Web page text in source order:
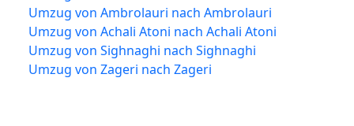
Umzug von Ambrolauri nach Ambrolauri
Umzug von Achali Atoni nach Achali Atoni
Umzug von Sighnaghi nach Sighnaghi
Umzug von Zageri nach Zageri